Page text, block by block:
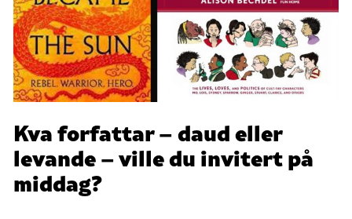
Kva forfattar–daud eller
levande–ville du invitert på
middag?